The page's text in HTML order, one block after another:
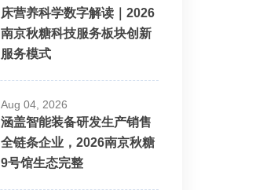
床营养科学数字解读｜2026
南京秋糖科技服务板块创新
服务模式
Aug 04, 2026
涵盖智能装备研发生产销售
全链条企业，2026南京秋糖
9号馆生态完整